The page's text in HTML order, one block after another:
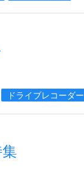
ドライブレコーダー